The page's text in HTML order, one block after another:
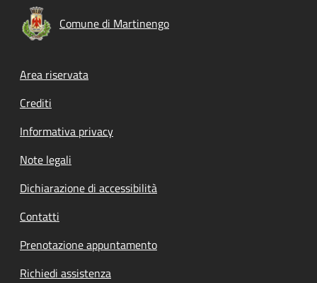
Comune di Martinengo
Footer menu
Area riservata
Crediti
Informativa privacy
Note legali
Dichiarazione di accessibilità
Contatti
Prenotazione appuntamento
Richiedi assistenza